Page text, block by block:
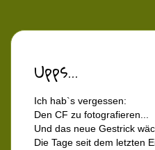
Upps...
Ich hab`s vergessen:
Den CF zu fotografieren...
Und das neue Gestrick
Die Tage seit dem letzten